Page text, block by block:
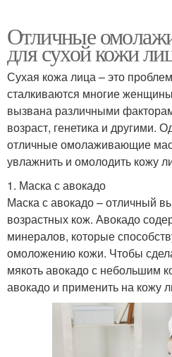
Отличные
для сухой кожи
Сухая кожа лица – это
сталкиваются многие
вызвана различными
возраст, генетика и другими.
отличные омолаживающие
увлажнить и омолодить кожу
1. Маска с авокадо
Маска с авокадо – отличный
возрастных кож. Авокадо
минералов, которые
омоложению кожи. Чтобы
мякоть авокадо с небольшим
авокадо и применить на кожу